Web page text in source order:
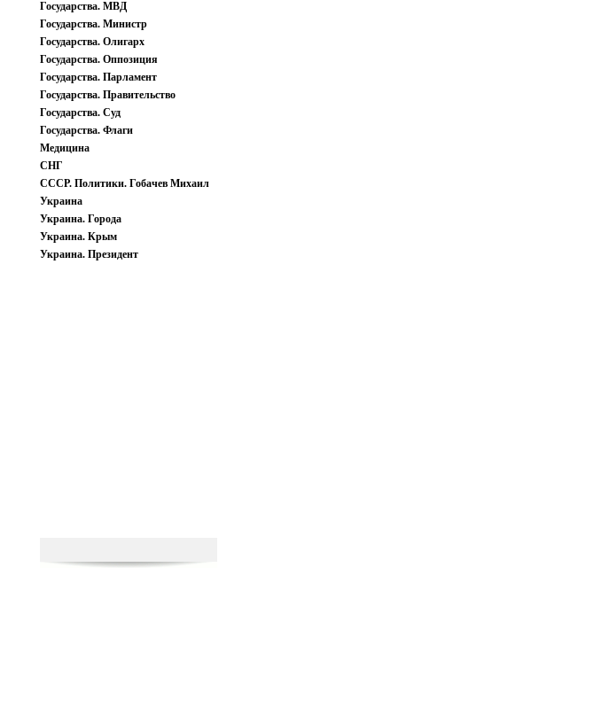
Государства. МВД
Государства. Министр
Государства. Олигарх
Государства. Оппозиция
Государства. Парламент
Государства. Правительство
Государства. Суд
Государства. Флаги
Медицина
СНГ
СССР. Политики. Гобачев Михаил
Украина
Украина. Города
Украина. Крым
Украина. Президент